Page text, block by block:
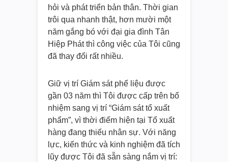
hỏi và phát triển bản thân. Thời gian
trôi qua nhanh thật, hơn mười một
năm gắng bó với đại gia đình Tân
Hiệp Phát thì công việc của Tôi cũng
đã thay đổi rất nhiều.
Giữ vị trí Giám sát phế liệu được
gần 03 năm thì Tôi được cấp trên bổ
nhiệm sang vị trí “Giám sát tổ xuất
phẩm”, vì thời điểm hiện tại Tổ xuất
hàng đang thiếu nhân sự. Với năng
lực, kiến thức và kinh nghiệm đã tích
lũy được Tôi đã sẵn sàng nắm vị trí: